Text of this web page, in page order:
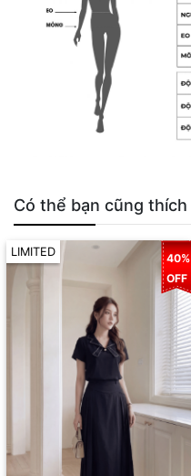
Có thể bạn cũng thích
LIMITED
40%
OFF